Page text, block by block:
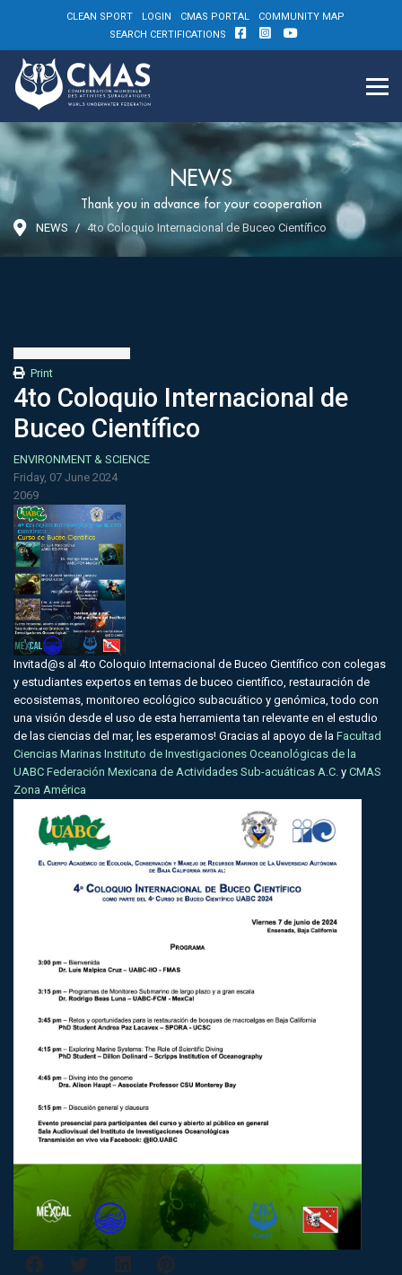
CLEAN SPORT LOGIN CMAS PORTAL
COMMUNITY MAP
SEARCH CERTIFICATIONS
NEWS
Thank you in advance for your cooperation
NEWS 4to Coloquio Internacional de Buceo Científico
Print
4to Coloquio Internacional de
Buceo Científico
ENVIRONMENT & SCIENCE
Friday, 07 June 2024
2069
Invitad@s al 4to Coloquio Internacional de Buceo Científico con colegas
y estudiantes expertos en temas de buceo científico, restauración de
ecosistemas, monitoreo ecológico subacuático y genómica, todo con
una visión desde el uso de esta herramienta tan relevante en el estudio
de las ciencias del mar, les esperamos! Gracias al apoyo de la Facultad
Ciencias Marinas Instituto de Investigaciones Oceanológicas de la
UABC Federación Mexicana de Actividades Sub-acuáticas A.C. y CMAS
Zona América